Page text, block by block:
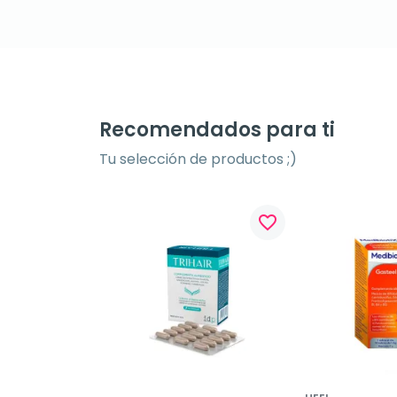
Recomendados para ti
Tu selección de productos ;)
favorite_border